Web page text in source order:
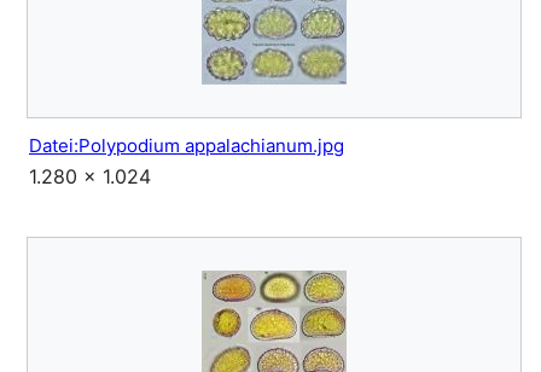
Datei:Polypodium appalachianum.jpg
1.280 × 1.024